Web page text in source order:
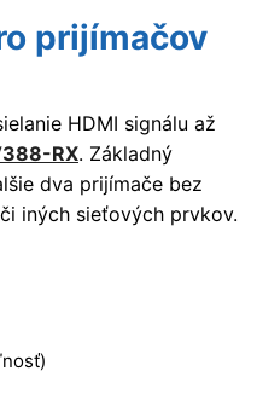
prijímačov
HDMI signálu až
RX. Základný
dva prijímače bez
iných sieťových prvkov.